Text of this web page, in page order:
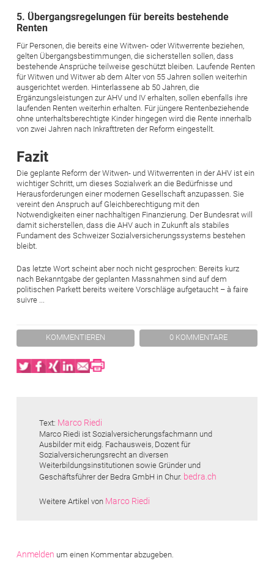
5. Übergangsregelungen für bereits bestehende
Renten
Für Personen, die bereits eine Witwen- oder Witwerrente beziehen,
gelten Übergangsbestimmungen, die sicherstellen sollen, dass
bestehende Ansprüche teilweise geschützt bleiben. Laufende Renten
für Witwen und Witwer ab dem Alter von 55 Jahren sollen weiterhin
ausgerichtet werden. Hinterlassene ab 50 Jahren, die
Ergänzungsleistungen zur AHV und IV erhalten, sollen ebenfalls ihre
laufenden Renten weiterhin erhalten. Für jüngere Rentenbeziehende
ohne unterhaltsberechtigte Kinder hingegen wird die Rente innerhalb
von zwei Jahren nach Inkrafttreten der Reform eingestellt.
Fazit
Die geplante Reform der Witwen- und Witwerrenten in der AHV ist ein
wichtiger Schritt, um dieses Sozialwerk an die Bedürfnisse und
Herausforderungen einer modernen Gesellschaft anzupassen. Sie
vereint den Anspruch auf Gleichberechtigung mit den
Notwendigkeiten einer nachhaltigen Finanzierung. Der Bundesrat will
damit sicherstellen, dass die AHV auch in Zukunft als stabiles
Fundament des Schweizer Sozialversicherungssystems bestehen
bleibt.
Das letzte Wort scheint aber noch nicht gesprochen: Bereits kurz
nach Bekanntgabe der geplanten Massnahmen sind auf dem
politischen Parkett bereits weitere Vorschläge aufgetaucht – à faire
suivre ...
KOMMENTIEREN 0 KOMMENTARE
Twitter
Facebook
XING
LinkedIn
Email
Print
Text: Marco Riedi
Marco Riedi ist Sozialversicherungsfachmann und
Ausbilder mit eidg. Fachausweis, ­Dozent für
Sozialversicherungsrecht an diversen
Weiterbildungsinstitutionen sowie Gründer und
Geschäftsführer der Bedra GmbH in Chur. bedra.ch
Weitere Artikel von Marco Riedi
Anmelden um einen Kommentar abzugeben.